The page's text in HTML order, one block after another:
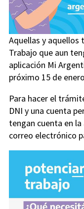
Aquellas y
Trabajo que aun
aplicación Mi
próximo 15 de
Para hacer el
DNI y una cuenta
tengan cuenta en la
correo electrónico